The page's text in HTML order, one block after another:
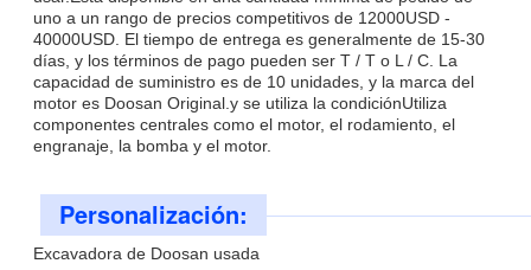
uno a un rango de precios competitivos de 12000USD -
40000USD. El tiempo de entrega es generalmente de 15-30
días, y los términos de pago pueden ser T / T o L / C. La
capacidad de suministro es de 10 unidades, y la marca del
motor es Doosan Original.y se utiliza la condiciónUtiliza
componentes centrales como el motor, el rodamiento, el
engranaje, la bomba y el motor.
Personalización:
Excavadora de Doosan usada